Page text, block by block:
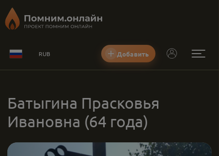
RUB Добавить
Батыгина Прaсковья
Ивановна (64 года)